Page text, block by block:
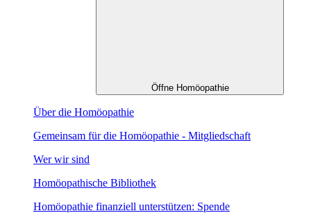
Öffne Homöopathie
Über die Homöopathie
Gemeinsam für die Homöopathie - Mitgliedschaft
Wer wir sind
Homöopathische Bibliothek
Homöopathie finanziell unterstützen: Spende